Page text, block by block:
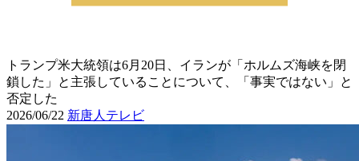
トランプ米大統領は6月20日、イランが「ホルムズ海峡を閉
鎖した」と主張していることについて、「事実ではない」と
否定した
2026/06/22 新唐人テレビ